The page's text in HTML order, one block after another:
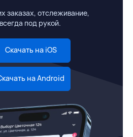
заказах, отслеживание,
под рукой.
Скачать на iOS
на Android